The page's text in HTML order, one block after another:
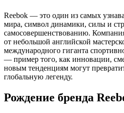
Reebok — это один из самых
мира, символ динамики, силы и
самосовершенствованию.
от небольшой английской
международного гиганта
— пример того, как инновации,
новым тенденциям могут
глобальную легенду.
Рождение бренда